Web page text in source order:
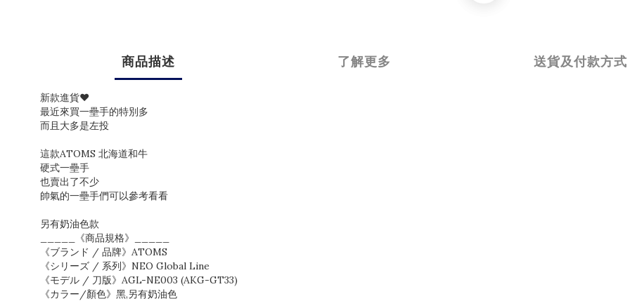
商品描述 了解更多 送貨及付款方式
新款進貨❤
最近來買一壘手的特別多
而且大多是左投
這款ATOMS 北海道和牛
硬式一壘手
也賣出了不少
帥氣的一壘手們可以參考看看
另有奶油色款
_____《商品規格》_____
《ブランド / 品牌》ATOMS
《シリーズ / 系列》NEO Global Line
《モデル / 刀版》AGL-NE003 (AKG-GT33)
《カラー/顏色》黑,另有奶油色